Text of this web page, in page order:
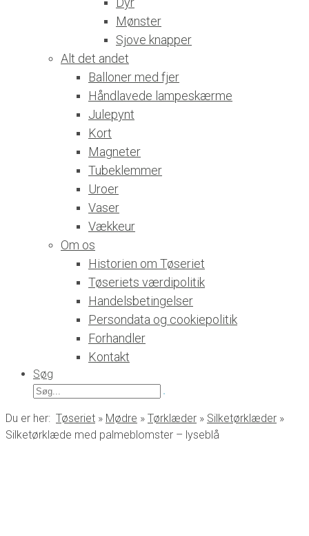
Mønster
Sjove knapper
Alt det andet
Balloner med fjer
Håndlavede lampeskærme
Julepynt
Kort
Magneter
Tubeklemmer
Uroer
Vaser
Vækkeur
Om os
Historien om Tøseriet
Tøseriets værdipolitik
Handelsbetingelser
Persondata og cookiepolitik
Forhandler
Kontakt
Søg
Søg
Du er her: Tøseriet » Mødre » Tørklæder » Silketørklæder »
Silketørklæde med palmeblomster – lyseblå